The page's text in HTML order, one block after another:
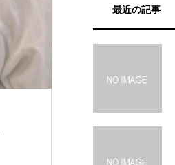
最近の記事